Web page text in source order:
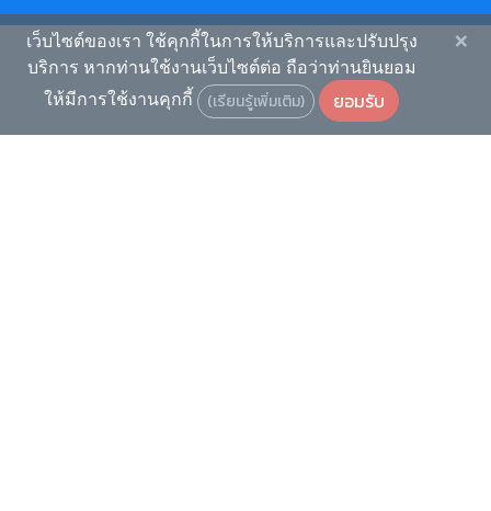
เว็บไซต์ของเรา ใช้คุกกี้ในการให้บริการและปรับปรุง
บริการ หากท่านใช้งานเว็บไซต์ต่อ ถือว่าท่านยินยอม
ให้มีการใช้งานคุกกี้
(เรียนรู้เพิ่มเติม) ยอมรับ
×